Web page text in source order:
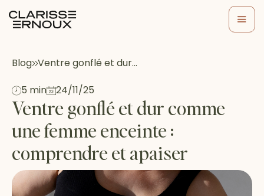
Blog Ventre gonflé et dur…
5 min
24/11/25
Ventre gonflé et dur comme
une femme enceinte :
comprendre et apaiser